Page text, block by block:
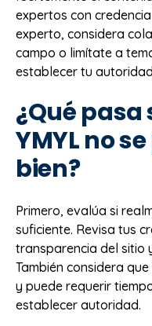
expertos con
experto, considera
campo o limítate a
establecer tu
¿Qué
YMYL no
bien?
Primero, evalúa si
suficiente. Revisa tus
transparencia del sitio
También considera
y puede requerir
establecer autoridad.